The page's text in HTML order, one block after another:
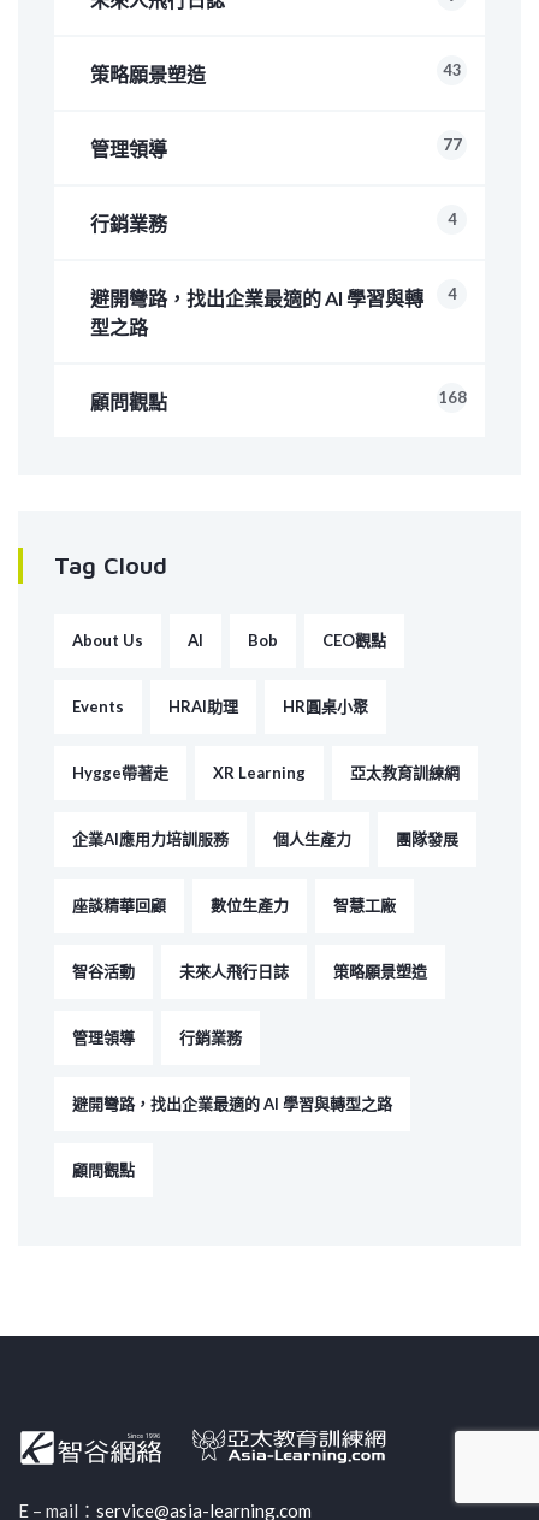
策略願景塑造 43
管理領導 77
行銷業務 4
避開彎路，找出企業最適的 AI 學習與轉
型之路
4
顧問觀點 168
Tag Cloud
About Us AI Bob CEO觀點
Events HRAI助理 HR圓桌小聚
Hygge帶著走 XR Learning 亞太教育訓練網
企業AI應用力培訓服務 個人生產力 團隊發展
座談精華回顧 數位生產力 智慧工廠
智谷活動 未來人飛行日誌 策略願景塑造
管理領導 行銷業務
避開彎路，找出企業最適的 AI 學習與轉型之路
顧問觀點
E – mail： service@asia-learning.com